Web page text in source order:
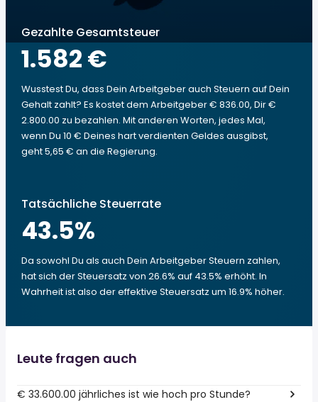
Gezahlte Gesamtsteuer
1.582 €
Wusstest Du, dass Dein Arbeitgeber auch Steuern auf Dein
Gehalt zahlt? Es kostet dem Arbeitgeber € 836.00, Dir €
2.800.00 zu bezahlen. Mit anderen Worten, jedes Mal,
wenn Du 10 € Deines hart verdienten Geldes ausgibst,
geht 5,65 € an die Regierung.
Tatsächliche Steuerrate
43.5%
Da sowohl Du als auch Dein Arbeitgeber Steuern zahlen,
hat sich der Steuersatz von 26.6% auf 43.5% erhöht. In
Wahrheit ist also der effektive Steuersatz um 16.9% höher.
Leute fragen auch
€ 33.600.00 jährliches ist wie hoch pro Stunde?